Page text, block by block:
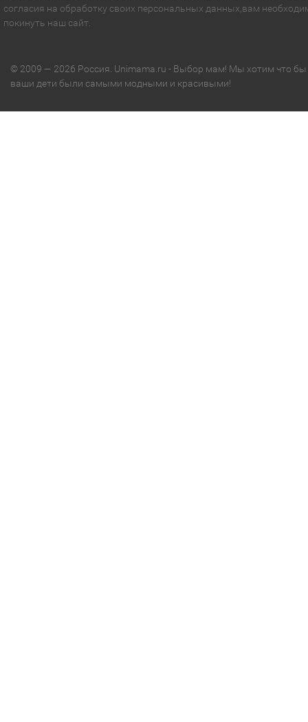
согласия на обработку своих персональных данных,вам
покинуть наш сайт.
© 2009 — 2026 Россия. Unimama.ru - Выбор мам! Мы хотим что бы
ваши дети были самыми модными и красивыми!